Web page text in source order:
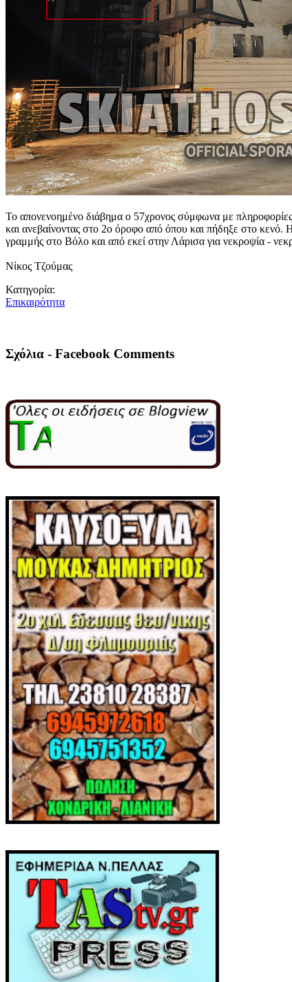
Το απονενοημένο διάβημα ο 57χρονος σύμφωνα με
και ανεβαίνοντας στο 2ο όροφο από όπου και πήδηξε στο κενό.
γραμμής στο Βόλο και από εκεί στην Λάρισα για νεκροψία -
Νίκος Τζούμας
Κατηγορία:
Επικαιρότητα
Σχόλια - Facebook Comments